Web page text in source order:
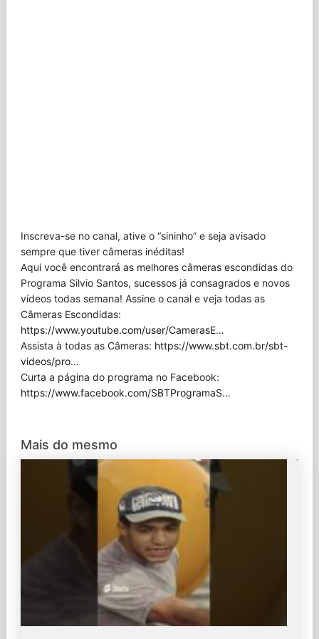
Inscreva-se no canal, ative o “sininho” e seja avisado
sempre que tiver câmeras inéditas!
Aqui você encontrará as melhores câmeras escondidas do
Programa Silvio Santos, sucessos já consagrados e novos
vídeos todas semana! Assine o canal e veja todas as
Câmeras Escondidas:
https://www.youtube.com/user/CamerasE…
Assista à todas as Câmeras: https://www.sbt.com.br/sbt-
videos/pro…
Curta a página do programa no Facebook:
https://www.facebook.com/SBTProgramaS…
Mais do mesmo